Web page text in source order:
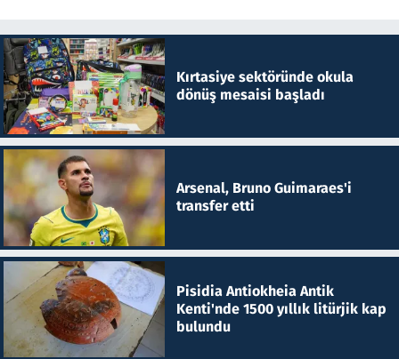
Kırtasiye sektöründe okula
dönüş mesaisi başladı
Arsenal, Bruno Guimaraes'i
transfer etti
Pisidia Antiokheia Antik
Kenti'nde 1500 yıllık litürjik kap
bulundu